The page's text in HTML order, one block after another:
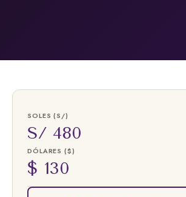
SOLES (S/)
S/ 480
DÓLARES ($)
$ 130